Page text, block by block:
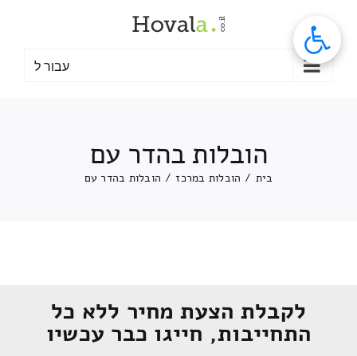
עבור ל
הובלות בהדר עם
בית / הובלות במרכז / הובלות בהדר עם
לקבלת הצעת מחיר ללא כל
התחייבות, חייגו כבר עכשיו